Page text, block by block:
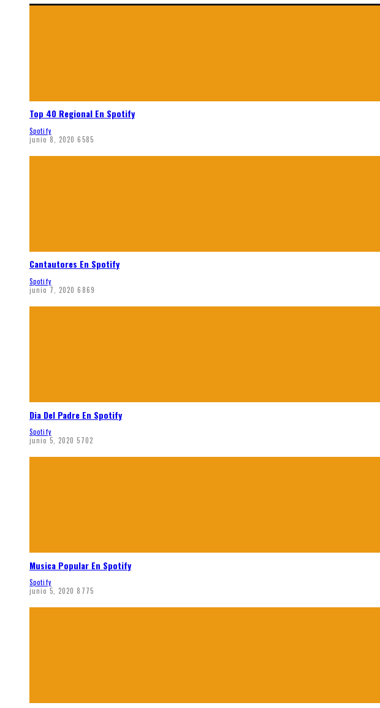
Top 40 Regional En Spotify
Spotify
junio 8, 2020 6585
Cantautores En Spotify
Spotify
junio 7, 2020 6869
Dia Del Padre En Spotify
Spotify
junio 5, 2020 5702
Musica Popular En Spotify
Spotify
junio 5, 2020 8775